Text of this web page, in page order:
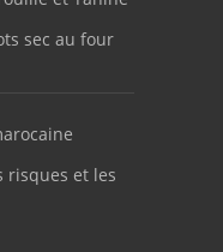
sec au four
risques et les